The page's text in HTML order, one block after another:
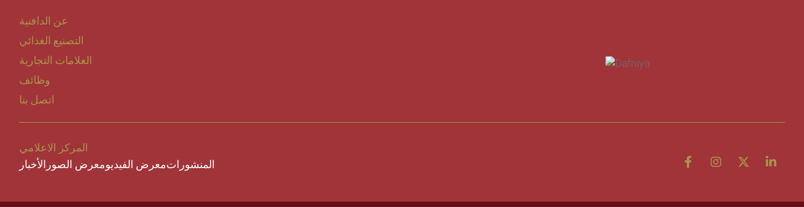
عن الدافنية
التصنيع الغذائي
العلامات التجارية
وظائف
اتصل بنا
المركز الاعلامي
الأخبار معرض الصورمعرض الفيديوالمنشورات